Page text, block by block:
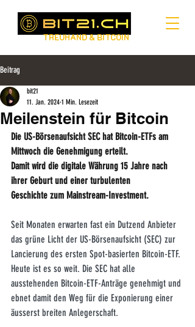
TREUHAND & BITCOIN
Beitrag
Meilenstein für Bitcoin
bit21
11. Jan. 2024 1 Min. Lesezeit
Die US-Börsenaufsicht SEC hat Bitcoin-ETFs am
Mittwoch die Genehmigung erteilt.
Damit wird die digitale Währung 15 Jahre nach
ihrer Geburt und einer turbulenten
Geschichte zum Mainstream-Investment.
Seit Monaten erwarten fast ein Dutzend Anbieter
das grüne Licht der US-Börsenaufsicht (SEC) zur
Lancierung des ersten Spot-basierten Bitcoin-ETF.
Heute ist es so weit. Die SEC hat alle
ausstehenden Bitcoin-ETF-Anträge genehmigt und
ebnet damit den Weg für die Exponierung einer
äusserst breiten Anlegerschaft.